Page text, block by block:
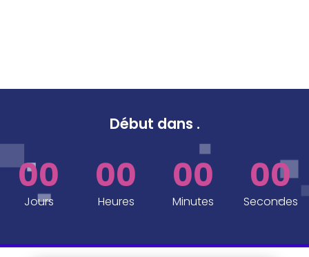
Début dans .
00
Jours
00
Heures
00
Minutes
00
Secondes